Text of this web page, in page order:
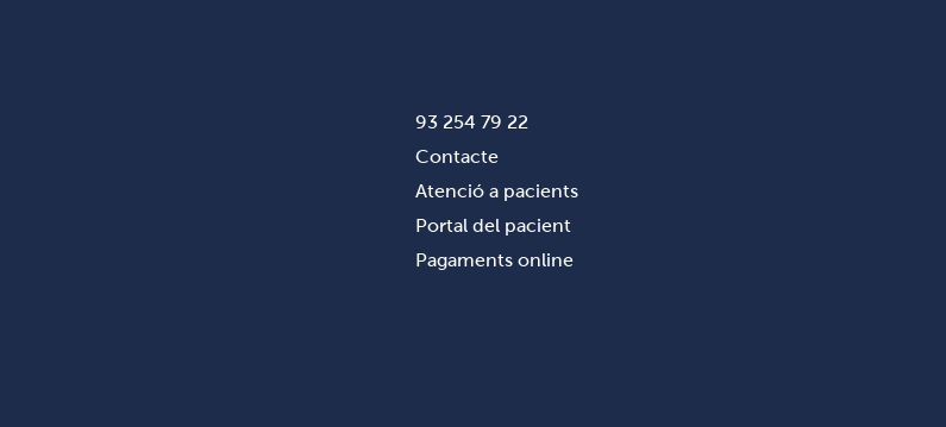
93 254 79 22
Contacte
Atenció a pacients
Portal del pacient
Pagaments online